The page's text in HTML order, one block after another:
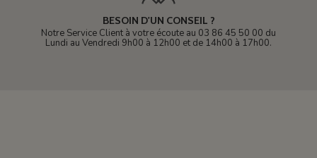
BESOIN D'UN CONSEIL ?
Notre Service Client à votre écoute au 03 86 45 50 00 du
Lundi au Vendredi 9h00 à 12h00 et de 14h00 à 17h00.